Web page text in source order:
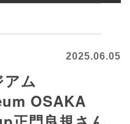
2025.06.05
アム
OSAKA